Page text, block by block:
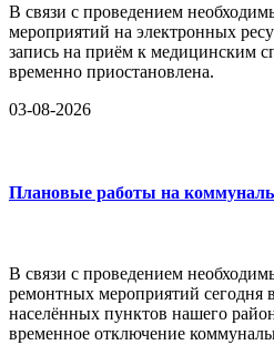
В связи с проведением
мероприятий на электронных
запись на приём к медицинским
временно приостановлена.
03-08-2026
Плановые работы на
В связи с проведением
ремонтных мероприятий сегодня
населённых пунктов нашего
временное отключение